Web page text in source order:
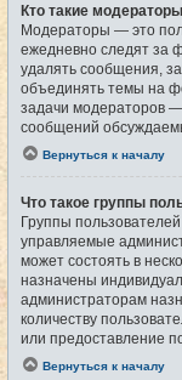
Кто такие
Модераторы — это
ежедневно следят за
удалять сообщения,
объединять темы на
задачи модераторов —
сообщений
Вернуться к началу
Что такое группы
Группы
управляемые
может состоять в
назначены
администраторам
количеству
или предоставление
Вернуться к началу